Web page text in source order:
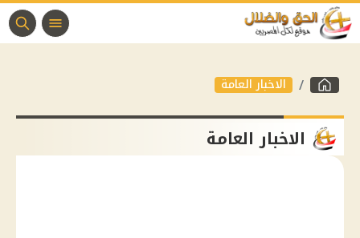
الاخبار العامة
الاخبار العامة